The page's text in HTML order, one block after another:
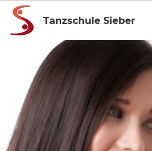
Tanzschule Sieber